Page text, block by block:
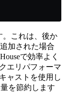
。これは、後か
加された場合
で効率よく
エリパフォーマ
ャストを使用し
量を節約します